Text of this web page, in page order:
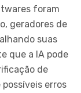
foram
geradores de
suas
que a IA pode
de
erros